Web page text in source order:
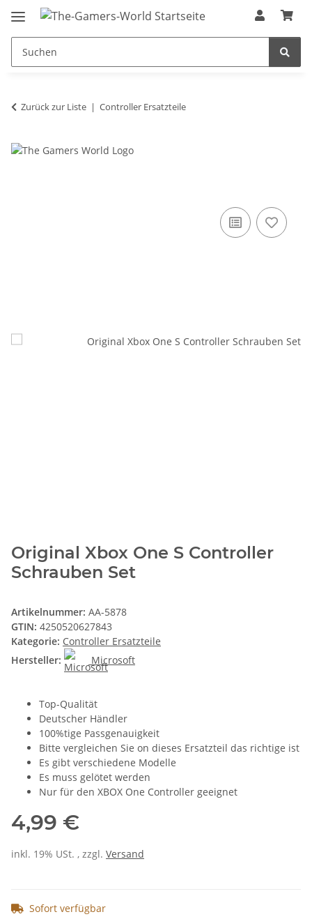
Zurück zur Liste Controller Ersatzteile
Original Xbox One S Controller
Schrauben Set
Artikelnummer: AA-5878
GTIN: 4250520627843
Kategorie: Controller Ersatzteile
Hersteller:
Microsoft
Top-Qualität
Deutscher Händler
100%tige Passgenauigkeit
Bitte vergleichen Sie on dieses Ersatzteil das richtige ist
Es gibt verschiedene Modelle
Es muss gelötet werden
Nur für den XBOX One Controller geeignet
4,99 €
inkl. 19% USt. , zzgl. Versand
Sofort verfügbar